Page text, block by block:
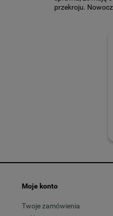
przekroju.
Zalety płyt
Poza
wdzięcznym
wezgłowie w
biura czy salonu.
gamie
zastosowanie
Zastosowanie
również
Moje konto
Twoje zamówienia